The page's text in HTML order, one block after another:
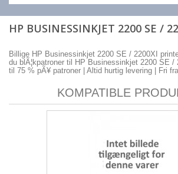
HP BUSINESSINKJET 2200 SE /
Billige HP Businessinkjet 2200 SE / 2200XI
du blÃ¦kpatroner til HP Businessinkjet 2200 SE
til 75 % pÃ¥ patroner | Altid hurtig levering | Fri
KOMPATIBLE